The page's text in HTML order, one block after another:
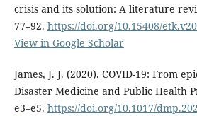
crisis and its solution: A literature
77–92. https://doi.org/10.15408/
View in Google Scholar
James, J. J. (2020). COVID-19: From
Disaster Medicine and Public Health
e3–e5. https://doi.org/10.1017/